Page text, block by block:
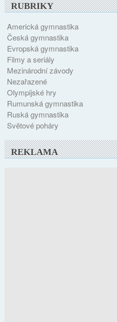
RUBRIKY
Americká gymnastika
Česká gymnastika
Evropská gymnastika
Filmy a seriály
Mezinárodní závody
Nezařazené
Olympijské hry
Rumunská gymnastika
Ruská gymnastika
Světové poháry
REKLAMA